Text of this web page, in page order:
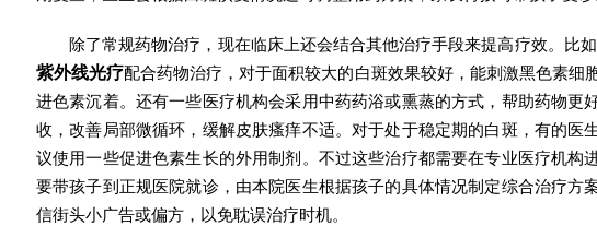
除了常规药物治疗，现在临床上还会结合其他治疗手段来提高疗效。比如
紫外线光疗配合药物治疗，对于面积较大的白斑效果较好，能刺激黑色素细
进色素沉着。还有一些医疗机构会采用中药药浴或熏蒸的方式，帮助药物更
收，改善局部微循环，缓解皮肤瘙痒不适。对于处于稳定期的白斑，有的医
议使用一些促进色素生长的外用制剂。不过这些治疗都需要在专业医疗机构
要带孩子到正规医院就诊，由本院医生根据孩子的具体情况制定综合治疗方
信街头小广告或偏方，以免耽误治疗时机。